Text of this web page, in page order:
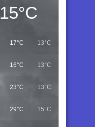
15°C
17°C 13°C
16°C 13°C
23°C 13°C
29°C 15°C